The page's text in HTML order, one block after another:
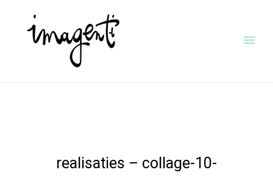
realisaties – collage-10-